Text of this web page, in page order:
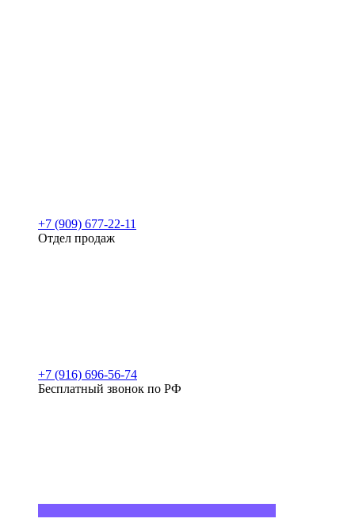
+7 (909) 677-22-11
Отдел продаж
+7 (916) 696-56-74
Бесплатный звонок по РФ